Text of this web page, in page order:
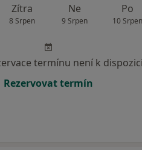
Zítra
8 Srpen
Ne
9 Srpen
Po
10 Srpen
termínu není k dispozici
Rezervovat termín